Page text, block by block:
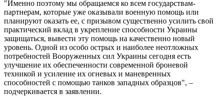
"Именно поэтому мы обращаемся ко всем государствам-
партнерам, которые уже оказывали военную помощь или
планируют оказать ее, с призывом существенно усилить свой
практический вклад в укрепление способности Украины
защищаться, вывести эту помощь на качественно новый
уровень. Одной из особо острых и наиболее неотложных
потребностей Вооруженных сил Украины сегодня есть
улучшение их обеспеченности современной броневой
техникой и усиление их огневых и маневренных
способностей с помощью танков западных образцов", –
подчеркивается в заявлении.